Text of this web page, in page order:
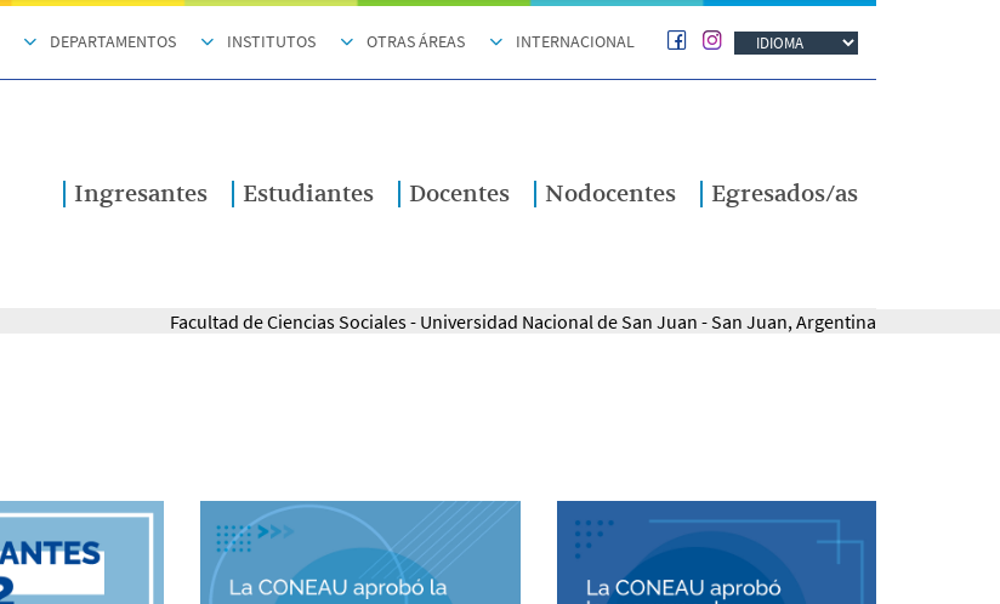
DEPARTAMENTOS INSTITUTOS OTRAS ÁREAS INTERNACIONAL
Ingresantes Estudiantes Docentes Nodocentes Egresados/as
Facultad de Ciencias Sociales - Universidad Nacional de San Juan - San Juan, Argentina